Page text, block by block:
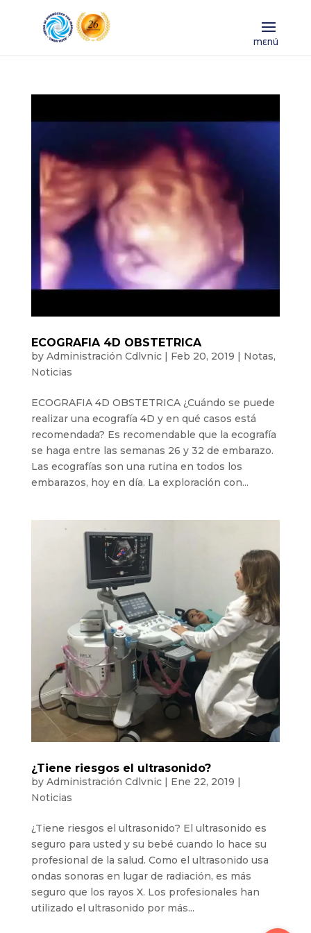
ECOGRAFIA 4D OBSTETRICA
by Administración Cdlvnic| Feb 20, 2019 | Notas,
Noticias
ECOGRAFIA 4D OBSTETRICA ¿Cuándo se puede
realizar una ecografía 4D y en qué casos está
recomendada? Es recomendable que la ecografía
se haga entre las semanas 26 y 32 de embarazo.
Las ecografías son una rutina en todos los
embarazos, hoy en día. La exploración con...
¿Tiene riesgos el ultrasonido?
by Administración Cdlvnic| Ene 22, 2019 |
Noticias
¿Tiene riesgos el ultrasonido? El ultrasonido es
seguro para usted y su bebé cuando lo hace su
profesional de la salud. Como el ultrasonido usa
ondas sonoras en lugar de radiación, es más
seguro que los rayos X. Los profesionales han
utilizado el ultrasonido por más...